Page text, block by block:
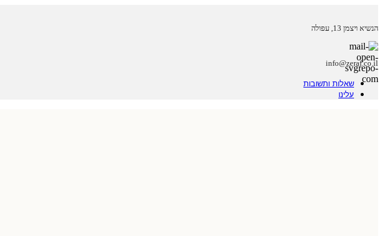
הנשיא ויצמן 13, עפולה
info@zeraf.co.il
שאלות ותשובות
עלינו